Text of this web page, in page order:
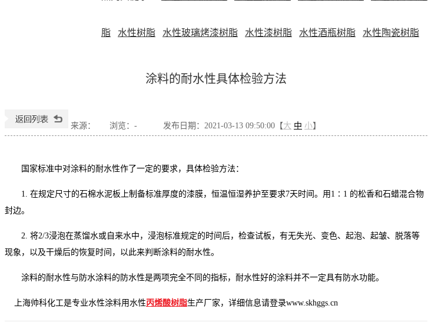
脂 水性树脂 水性玻璃烤漆树脂 水性漆树脂 水性酒瓶树脂 水性陶瓷树脂
涂料的耐水性具体检验方法
来源： 浏览： - 发布日期：2021-03-13 09:50:00【大 中 小】
国家标准中对涂料的耐水性作了一定的要求，具体检验方法：
1. 在规定尺寸的石棉水泥板上制备标准厚度的漆膜，恒温恒湿养护至要求7天时间。用 1 ∶ 1 的松香和石蜡混合物
封边。
2. 将2/3浸泡在蒸馏水或自来水中，浸泡标准规定的时间后，检查试板，有无失光、变色、起泡、起皱、脱落等
现象，以及干燥后的恢复时间，以此来判断涂料的耐水性。
涂料的耐水性与防水涂料的防水性是两项完全不同的指标，耐水性好的涂料并不一定具有防水功能。
上海帅科化工是专业水性涂料用水性丙烯酸树脂生产厂家，详细信息请登录www.skhggs.cn